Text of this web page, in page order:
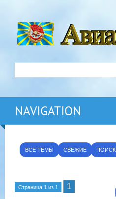
NAVIGATION
ВСЕ ТЕМЫ СВЕЖИЕ ПОИСК
Страница 1 из 1 1